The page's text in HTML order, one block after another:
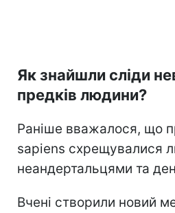
Як знайшли сліди
предків людини?
Раніше вважалося, що
sapiens схрещувалися
неандертальцями та
Вчені створили новий